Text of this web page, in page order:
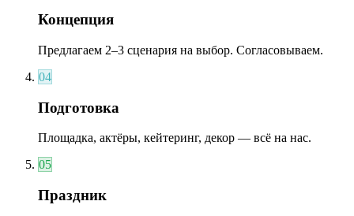
Концепция
Предлагаем 2–3 сценария на выбор. Согласовываем.
04
Подготовка
Площадка, актёры, кейтеринг, декор — всё на нас.
05
Праздник